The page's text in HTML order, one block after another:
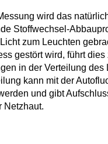
wird das
Stoffwechsel-
zum Leuchten
gestört wird, führt dies
in der Verteilung des
kann mit der
und gibt
Netzhaut.